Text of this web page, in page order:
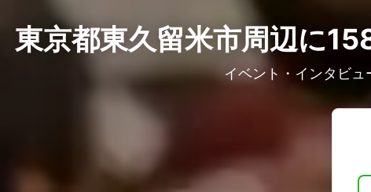
東京都東久留米市周辺に
イベント・インタビュ